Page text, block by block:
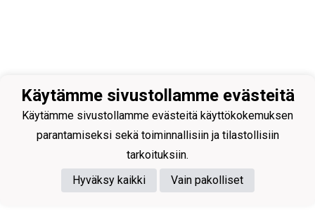
Käytämme sivustollamme evästeitä
Käytämme sivustollamme evästeitä käyttökokemuksen
parantamiseksi sekä toiminnallisiin ja tilastollisiin
tarkoituksiin.
Hyväksy kaikki
Vain pakolliset